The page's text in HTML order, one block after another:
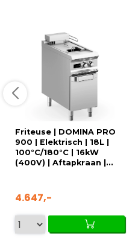
Friteuse | DOMINA PRO
900 | Elektrisch | 18L |
100°C/180°C | 16kW
(400V) | Aftapkraan |...
4.647,-